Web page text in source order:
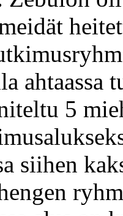
ahtaassa
5
siihen